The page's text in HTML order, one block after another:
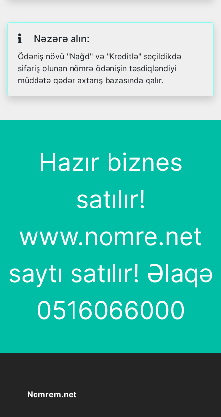
Nəzərə alın:
Ödəniş növü "Nağd" və "Kreditlə" seçildikdə
sifariş olunan nömrə ödənişin təsdiqləndiyi
müddətə qədər axtarış bazasında qalır.
Hazır biznes
satılır!
www.nomre.net
saytı satılır! Əlaqə
0516066000
Nomrem.net